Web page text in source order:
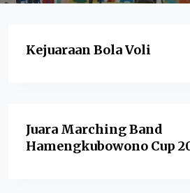
Kejuaraan Bola Voli
Juara Marching Band
Hamengkubowono Cup